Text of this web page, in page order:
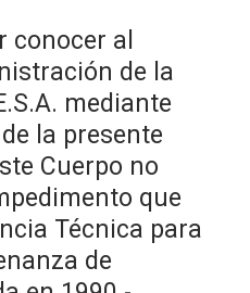
conocer al
de la
mediante
la presente
Cuerpo no
que
Técnica para
de